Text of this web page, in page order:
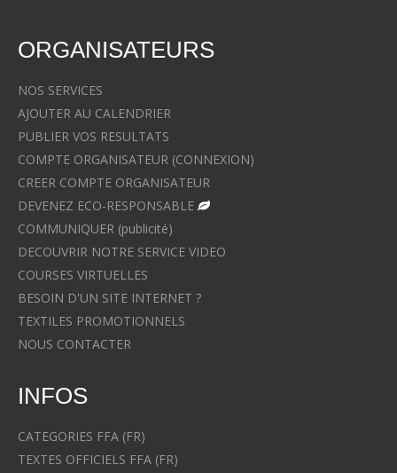
ORGANISATEURS
NOS SERVICES
AJOUTER AU CALENDRIER
PUBLIER VOS RESULTATS
COMPTE ORGANISATEUR (CONNEXION)
CREER COMPTE ORGANISATEUR
DEVENEZ ECO-RESPONSABLE
COMMUNIQUER (publicité)
DECOUVRIR NOTRE SERVICE VIDEO
COURSES VIRTUELLES
BESOIN D'UN SITE INTERNET ?
TEXTILES PROMOTIONNELS
NOUS CONTACTER
INFOS
CATEGORIES FFA (FR)
TEXTES OFFICIELS FFA (FR)